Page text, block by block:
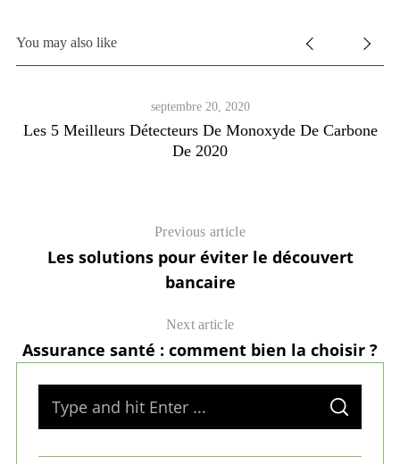
You may also like
septembre 20, 2020
Les 5 Meilleurs Détecteurs De Monoxyde De Carbone
De 2020
Previous article
Les solutions pour éviter le découvert
bancaire
Next article
Assurance santé : comment bien la choisir ?
S
A
C